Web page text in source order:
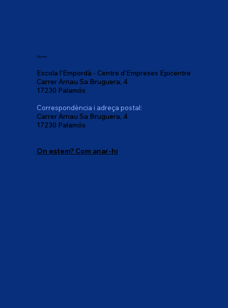
Oficines:
Escola l'Empordà - Centre d'Empreses Epicentre
Carrer Arnau Sa Bruguera, 4
17230 Palamós
Correspondència i adreça postal:
Carrer Arnau Sa Bruguera, 4
17230 Palamós
On estem? Com anar-hi